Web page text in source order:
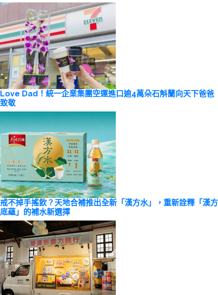
Love Dad！統一企業集團空運進口逾4萬朵石斛蘭向天下爸爸
致敬
戒不掉手搖飲？天地合補推出全新「漢方水」，重新詮釋「漢方
底蘊」的補水新選擇